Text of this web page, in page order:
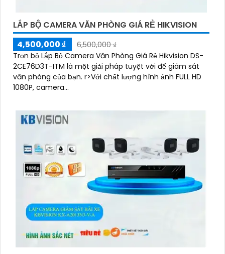
LẮP BỘ CAMERA VĂN PHÒNG GIÁ RẺ HIKVISION
4,500,000 ₫
6,500,000 ₫
Trọn bộ Lắp Bộ Camera Văn Phòng Giá Rẻ Hikvision DS-
2CE76D3T-ITM là một giải pháp tuyệt vời để giám sát
văn phòng của bạn. r>Với chất lượng hình ảnh FULL HD
1080P, camera...